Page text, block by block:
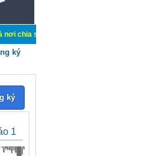
thức kinh nghiệm trong lãnh vực
ký
ký
1